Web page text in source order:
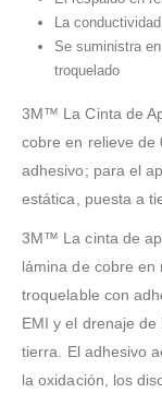
La
Se suministra
troquelado
3M™ La Cinta de
cobre en relieve de
adhesivo; para el
estática, puesta a
3M™ La cinta de
lámina de cobre en
troquelable con
EMI y el drenaje
tierra. El adhesivo
la oxidación, los